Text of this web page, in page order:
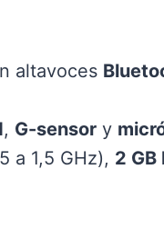
altavoces
, G-sensor y
a 1,5 GHz), 2 GB